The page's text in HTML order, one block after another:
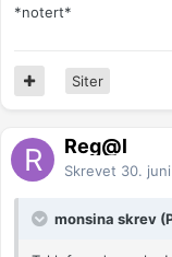
*notert*
Siter
Reg@l
Skrevet 30.
monsina skrev